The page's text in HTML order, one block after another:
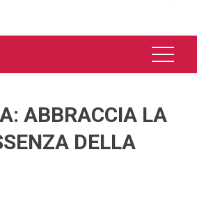
ABBRACCIA LA
DELLA